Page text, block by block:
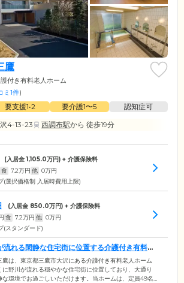
鷹
付き有料老人ホーム
ミ1件)
要支援1•2 要介護1〜5
認知症可
4-13-23
西調布駅から 徒歩19分
(入居金1,105.0万円) + 介護保険料
食 7.2万円 他 0万円
(選択価格制 入居時費用上限)
(入居金 850.0万円) + 介護保険料
食 7.2万円 他 0万円
(スタンダード)
流れる閑静な住宅街に位置する介護付き有料老
鷹は、東京都三鷹市大沢にある介護付き有料老人ホーム
に野川が流れる穏やかな住宅街に位置しており、大通り
な環境でお過ごしいただけます。当ホームは、定員49名